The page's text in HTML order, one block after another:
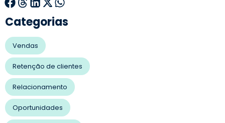
Categorias
Vendas
Retenção de clientes
Relacionamento
Oportunidades